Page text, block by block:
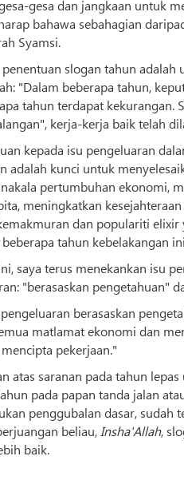
gesa dan jangkaan untuk
bahawa sebahagian
Syamsi.
slogan tahun
"Dalam beberapa tahun,
tahun terdapat kekurangan.
kerja-kerja baik telah
kepada isu pengeluaran
adalah kunci untuk
pertumbuhan ekonomi,
meningkatkan
dan populariti
tahun kebelakangan
saya terus menekankan isu
"berasaskan pengetahuan"
berasaskan
matlamat ekonomi dan
pekerjaan."
atas saranan pada tahun
pada papan tanda jalan
penggubalan dasar, sudah
beliau, Insha'Allah,
baik.